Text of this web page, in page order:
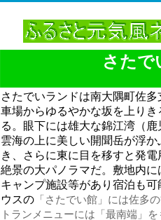
さたで
さたでいランドは南大隅町佐
車場からゆるやかな坂を上り
る。眼下には雄大な錦江湾（
雲海の上に美しい開聞岳が浮
き、さらに東に目を移すと発
絶景の大パノラマだ。敷地内
キャンプ施設等があり宿泊も
ウスの 「さたでい館」には佐多
トランメニューには「最南端」